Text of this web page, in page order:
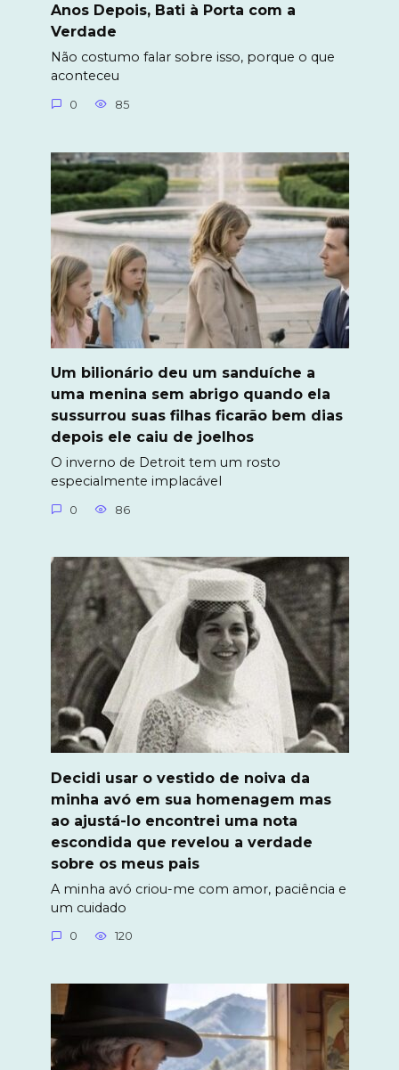
Anos Depois, Bati à Porta com a
Verdade
Não costumo falar sobre isso, porque o que
aconteceu
0 85
Um bilionário deu um sanduíche a
uma menina sem abrigo quando ela
sussurrou suas filhas ficarão bem dias
depois ele caiu de joelhos
O inverno de Detroit tem um rosto
especialmente implacável
0 86
Decidi usar o vestido de noiva da
minha avó em sua homenagem mas
ao ajustá-lo encontrei uma nota
escondida que revelou a verdade
sobre os meus pais
A minha avó criou-me com amor, paciência e
um cuidado
0 120